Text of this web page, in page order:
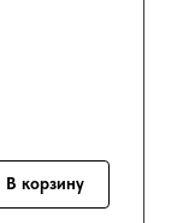
В корзину